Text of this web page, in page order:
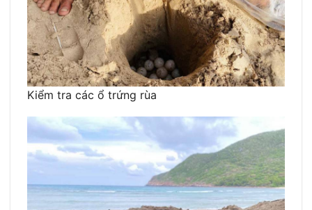
Kiểm tra các ổ trứng rùa